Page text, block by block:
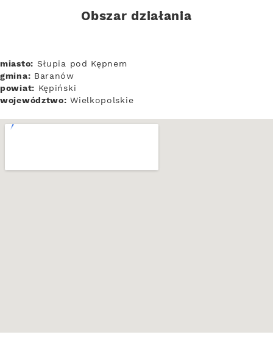
Obszar działania
miasto: Słupia pod Kępnem
gmina: Baranów
powiat: Kępiński
województwo: Wielkopolskie